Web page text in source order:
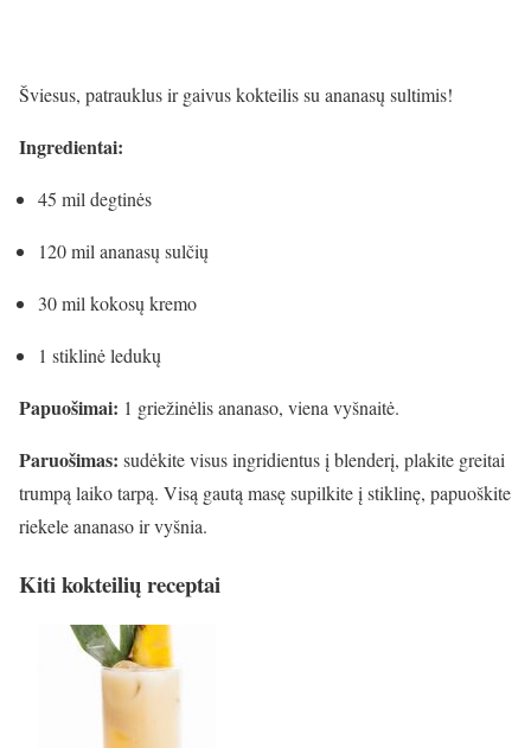
Šviesus, patrauklus ir gaivus kokteilis su ananasų sultimis!
Ingredientai:
45 mil degtinės
120 mil ananasų sulčių
30 mil kokosų kremo
1 stiklinė ledukų
Papuošimai: 1 griežinėlis ananaso, viena vyšnaitė.
Paruošimas: sudėkite visus ingridientus į blenderį, plakite greitai
trumpą laiko tarpą. Visą gautą masę supilkite į stiklinę, papuoškite
riekele ananaso ir vyšnia.
Kiti kokteilių receptai